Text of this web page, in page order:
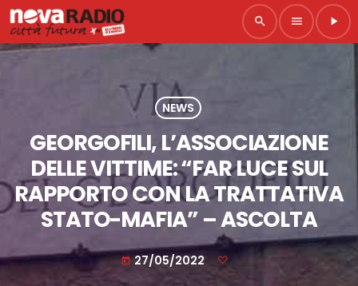
search menu play_arrow
NEWS
GEORGOFILI, L’ASSOCIAZIONE
DELLE VITTIME: “FAR LUCE SUL
RAPPORTO CON LA TRATTATIVA
STATO-MAFIA” – ASCOLTA
today 27/05/2022